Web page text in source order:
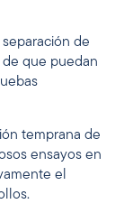
de
que puedan
temprana de
ensayos en
el